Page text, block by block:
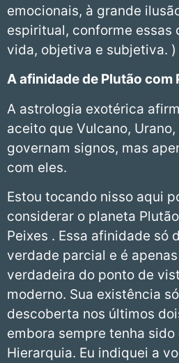
emocionais, à grande
espiritual, conforme essas
vida, objetiva e subjetiva. )
A afinidade de Plutão com
A astrologia exotérica
aceito que Vulcano,
governam signos, mas
com eles.
Estou tocando nisso aqui
considerar o planeta
Peixes . Essa afinidade só
verdade parcial e é
verdadeira do ponto de
moderno. Sua existência
descoberta nos últimos
embora sempre tenha
Hierarquia. Eu indiquei a